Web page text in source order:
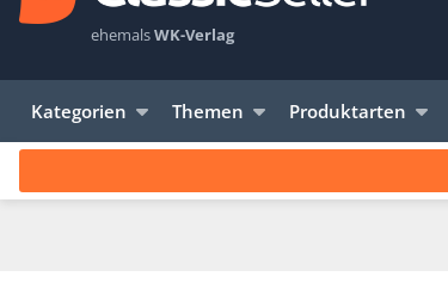
ehemalsWK-Verlag
Kategorien Themen Produktarten